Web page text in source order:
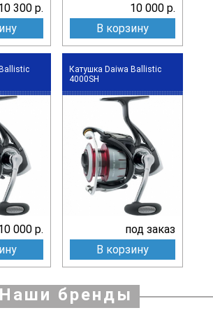
300 р.
10 000 р.
В корзину
000 р.
Катушка Daiwa Ballistic
4000SH
под заказ
В корзину
Наши бренды